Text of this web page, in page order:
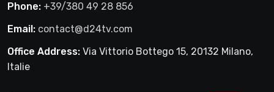
Phone: +39/380 49 28 856
Email: contact@d24tv.com
Office Address: Via Vittorio Bottego 15, 20132 Milano,
Italie